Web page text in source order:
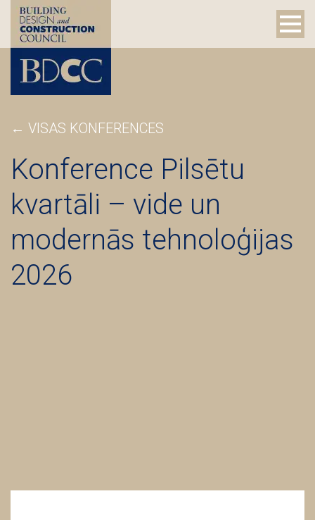
← VISAS KONFERENCES
Konference Pilsētu
kvartāli – vide un
modernās tehnoloģijas
2026